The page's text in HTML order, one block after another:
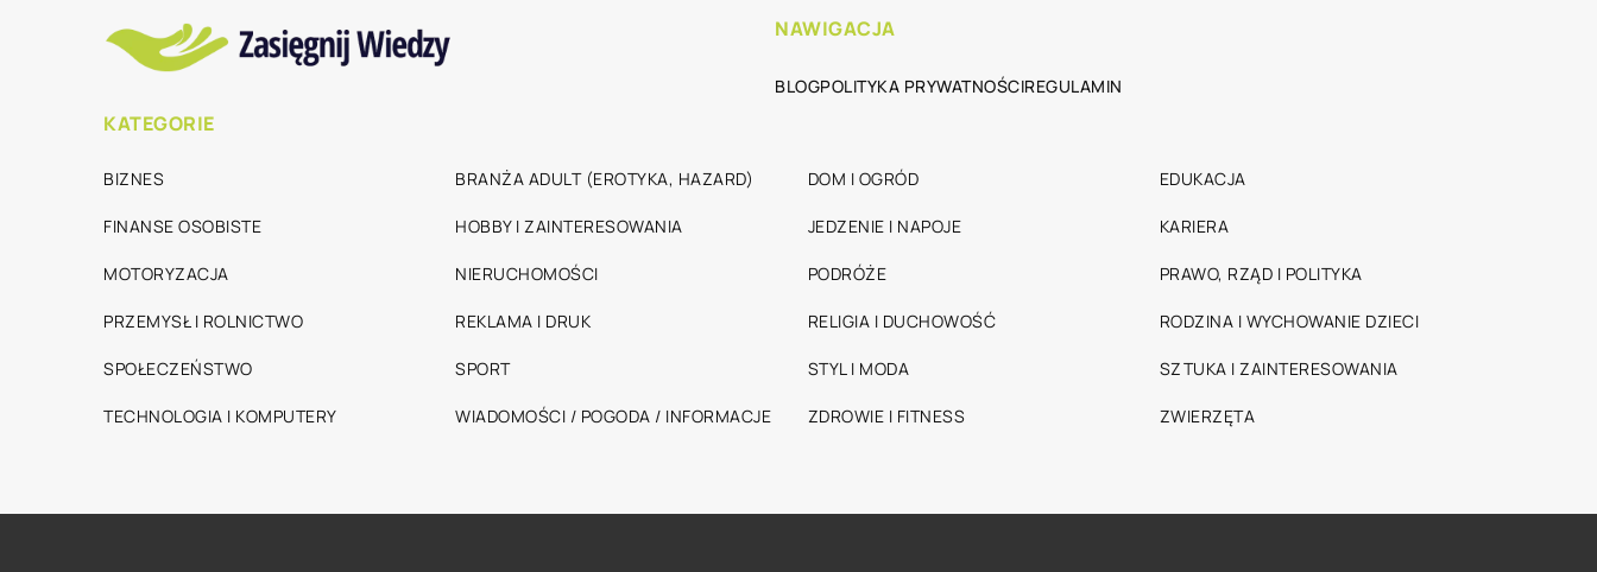
NAWIGACJA
BLOGPOLITYKA PRYWATNOŚCIREGULAMIN
KATEGORIE
BIZNES BRANŻA ADULT (EROTYKA, HAZARD) DOM I OGRÓD EDUKACJA
FINANSE OSOBISTE HOBBY I ZAINTERESOWANIA JEDZENIE I NAPOJE KARIERA
MOTORYZACJA NIERUCHOMOŚCI PODRÓŻE PRAWO, RZĄD I POLITYKA
PRZEMYSŁ I ROLNICTWO REKLAMA I DRUK RELIGIA I DUCHOWOŚĆ RODZINA I WYCHOWANIE DZIECI
SPOŁECZEŃSTWO SPORT STYL I MODA SZTUKA I ZAINTERESOWANIA
TECHNOLOGIA I KOMPUTERY WIADOMOŚCI / POGODA / INFORMACJE ZDROWIE I FITNESS ZWIERZĘTA